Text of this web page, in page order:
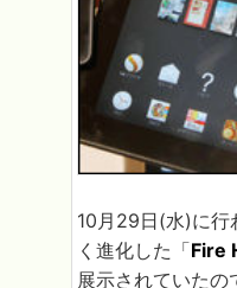
10月29日(水)に行
く進化した「Fire
展示されていた